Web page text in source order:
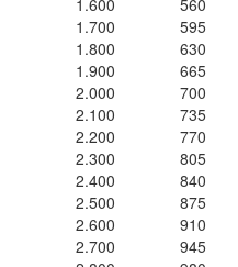
1.600
560
1.700
595
1.800
630
1.900
665
2.000
700
2.100
735
2.200
770
2.300
805
2.400
840
2.500
875
2.600
910
2.700
945